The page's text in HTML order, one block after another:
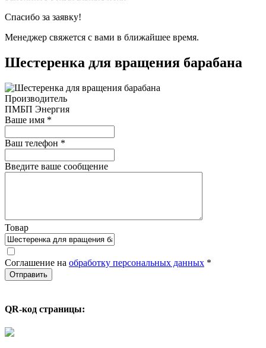
Спасибо за заявку!
Менеджер свяжется с вами в ближайшее время.
Шестеренка для вращения барабана
Производитель
ПМБП Энергия
Ваше имя *
Ваш телефон *
Введите ваше сообщение
Товар
Соглашение на обработку персональных данных *
QR-код страницы: